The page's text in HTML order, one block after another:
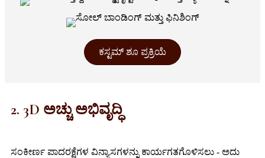
ಕಸ್ಟಮ್ ಶೂ ಪ್ರಕ್ರಿಯೆ
2. 3D ಅಚ್ಚು ಅಭಿವೃದ್ಧಿ
ಸಂಕೀರ್ಣ ಪಾದರಕ್ಷೆಗಳ ವಿನ್ಯಾಸಗಳನ್ನು ಕಾರ್ಯಗತಗೊಳಿಸಲು - ಅದು